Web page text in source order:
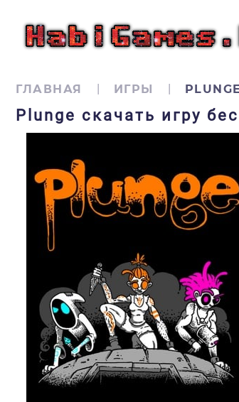
ГЛАВНАЯ ИГРЫ PLUNGE
Plunge скачать игру